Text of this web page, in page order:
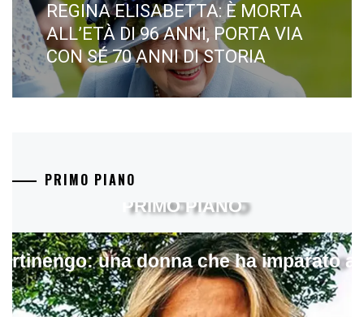
Next
post:
REGINA ELISABETTA: È MORTA
ALL’ETÀ DI 96 ANNI, PORTA VIA
CON SÉ 70 ANNI DI STORIA
PRIMO PIANO
una donna che ha imparato a
PRIMO PIANO